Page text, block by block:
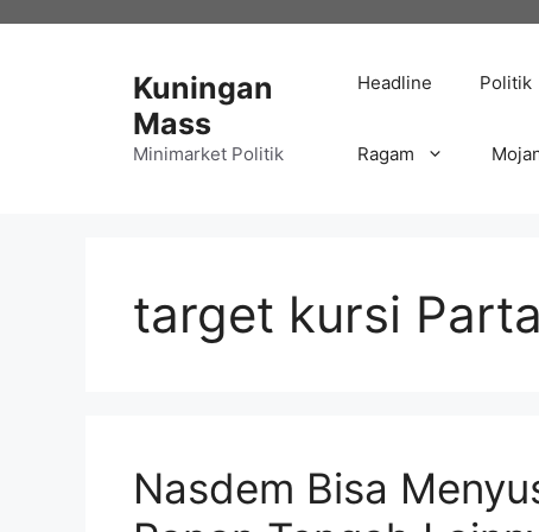
Kuningan
Mass
Minimarket Politik
Headline Politik
Ragam
target kursi
Nasdem Bisa